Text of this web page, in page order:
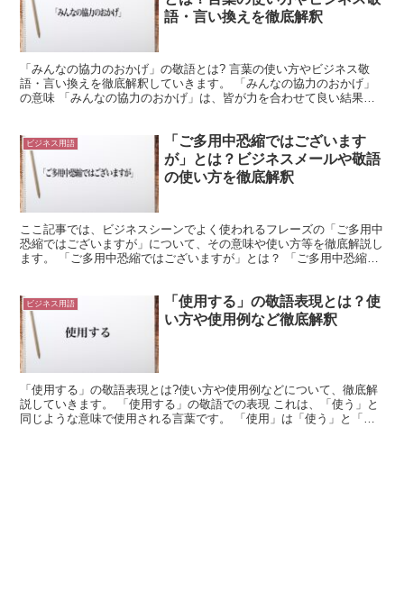
語・言い換えを徹底解釈
「みんなの協力のおかげ」の敬語とは? 言葉の使い方やビジネス敬
語・言い換えを徹底解釈していきます。 「みんなの協力のおかげ」
の意味 「みんなの協力のおかげ」は、皆が力を合わせて良い結果を
ビジネス用語
「ご多用中恐縮ではございます
が」とは？ビジネスメールや敬語
の使い方を徹底解釈
ここ記事では、ビジネスシーンでよく使われるフレーズの「ご多用中
恐縮ではございますが」について、その意味や使い方等を徹底解説し
ます。 「ご多用中恐縮ではございますが」とは？ 「ご多用中恐縮で
ビジネス用語
「使用する」の敬語表現とは？使
い方や使用例など徹底解釈
「使用する」の敬語表現とは?使い方や使用例などについて、徹底解
説していきます。 「使用する」の敬語での表現 これは、「使う」と
同じような意味で使用される言葉です。 「使用」は「使う」と「用